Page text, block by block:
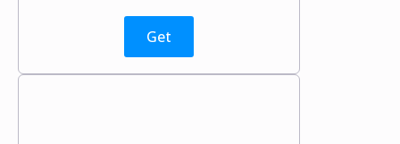
Get